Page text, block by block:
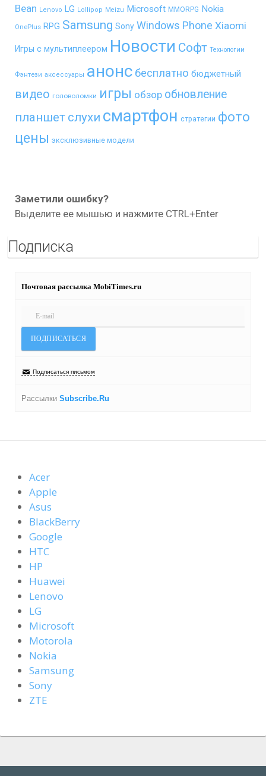
Bean Lenovo LG Lollipop Meizu Microsoft MMORPG Nokia
OnePlus RPG Samsung Sony Windows Phone Xiaomi
Игры с мультиплеером Новости Софт Технологии
Фэнтези аксессуары анонс бесплатно бюджетный
видео головоломки игры обзор обновление
планшет слухи смартфон стратегии фото
цены эксклюзивные модели
Заметили ошибку?
Выделите ее мышью и нажмите CTRL+Enter
Подписка
Почтовая рассылка MobiTimes.ru
Подписаться письмом
Рассылки Subscribe.Ru
Acer
Apple
Asus
BlackBerry
Google
HTC
HP
Huawei
Lenovo
LG
Microsoft
Motorola
Nokia
Samsung
Sony
ZTE